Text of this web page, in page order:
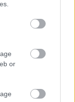
or
csak meg
menetelek az
Haláltáncot
misévé, egy
- hogy
dalok,